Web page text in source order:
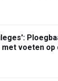
met voeten op